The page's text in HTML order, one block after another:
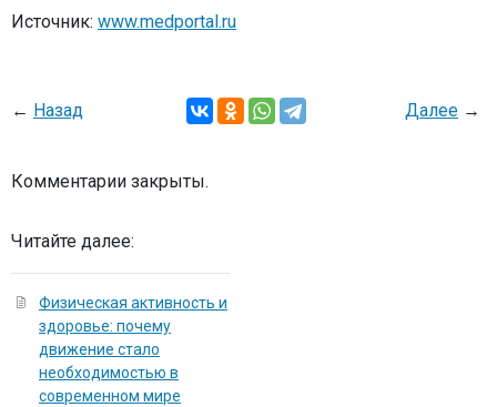
Источник: www.medportal.ru
← Назад Далее →
Комментарии закрыты.
Читайте далее:
Физическая активность и
здоровье: почему
движение стало
необходимостью в
современном мире